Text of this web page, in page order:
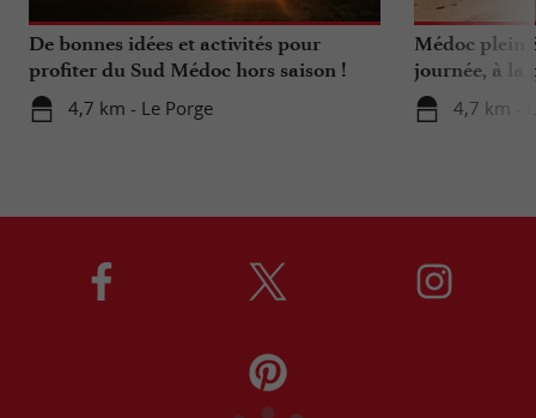
De bonnes idées et activités pour
profiter du Sud Médoc hors saison !
4,7 km - Le Porge
Médoc plein
journée, à la
Bordelais !
4,7 km -